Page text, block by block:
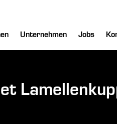
Unternehmen Jobs